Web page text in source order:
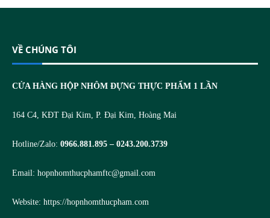
VỀ CHÚNG TÔI
CỬA HÀNG HỘP NHÔM ĐỰNG THỰC PHẨM 1 LẦN
164 C4, KĐT Đại Kim, P. Đại Kim, Hoàng Mai
Hotline/Zalo: 0966.881.895 – 0243.200.3739
Email: hopnhomthucphamftc@gmail.com
Website: https://hopnhomthucpham.com